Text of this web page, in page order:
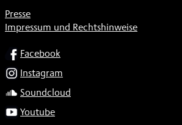
Presse
Impressum und Rechtshinweise
SOCIALFacebook
Instagram
Soundcloud
Youtube